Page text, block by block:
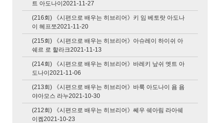
트 아도나이2021-11-27
(216회) 《시편으로 배우는 히브리어》키 임 베토랏 아도나
이 헤프쪼2021-11-20
(215회) 《시편으로 배우는 히브리어》아슈레이 하이쉬 아
쉐르 로 할라크2021-11-13
(214회) 《시편으로 배우는 히브리어》바레키 낲쉬 엣트 아
도나이2021-11-06
(213회) 《시편으로 배우는 히브리어》바룩 아도나이 욤 욤
야아모스 라누2021-10-30
(212회) 《시편으로 배우는 히브리어》쎄우 쉐아림 라아쉐
이켐2021-10-23